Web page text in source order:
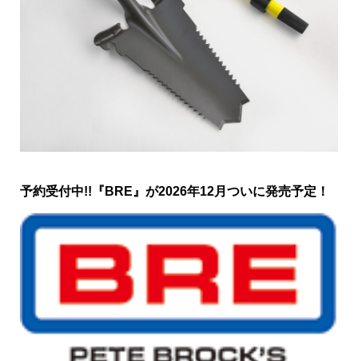
予約受付中!!『BRE』が2026年12月ついに発売予定！